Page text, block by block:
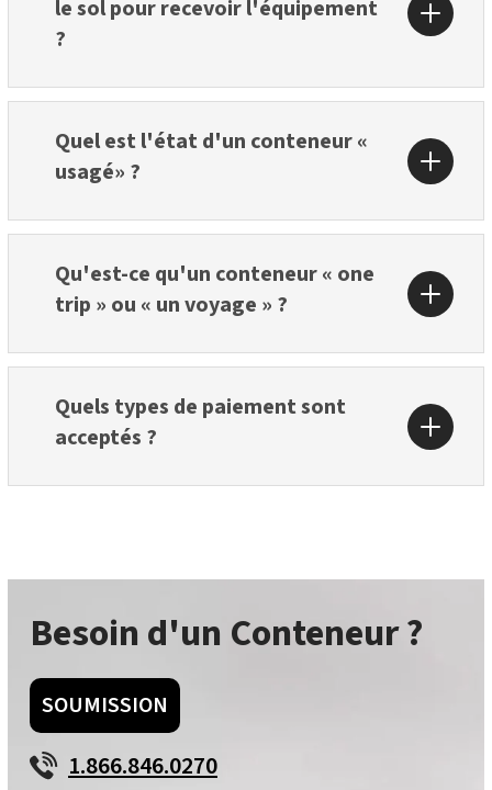
le sol pour recevoir l'équipement
?
Quel est l'état d'un conteneur «
usagé» ?
Qu'est-ce qu'un conteneur « one
trip » ou « un voyage » ?
Quels types de paiement sont
acceptés ?
Besoin d'un Conteneur ?
SOUMISSION
1.866.846.0270